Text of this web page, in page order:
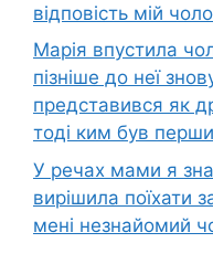
відповість мій
Марія впустила
пізніше до неї
представився як
тоді ким був
У речах мами я
вирішила поїхати
мені незнайомий